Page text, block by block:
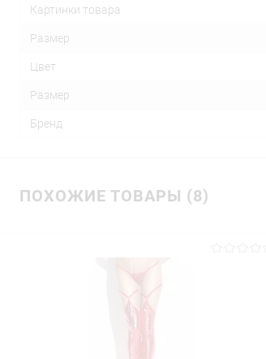
Картинки товара
Размер
Цвет
Размер
Бренд
ПОХОЖИЕ ТОВАРЫ (8)